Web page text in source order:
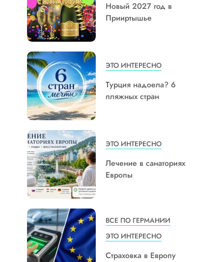
Новый 2027 год в
Прииртышье
ЭТО ИНТЕРЕСНО
Турция надоела? 6
пляжных стран
ЭТО ИНТЕРЕСНО
Лечение в санаториях
Европы
ВСЕ ПО ГЕРМАНИИ
ЭТО ИНТЕРЕСНО
Страховка в Европу